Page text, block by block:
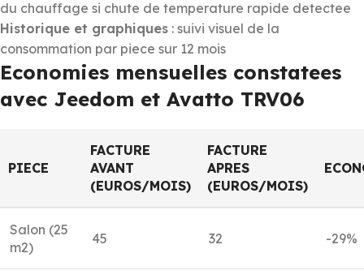
du chauffage si chute de temperature rapide detectee
Historique et graphiques : suivi visuel de la
consommation par piece sur 12 mois
Economies mensuelles constatees
avec Jeedom et Avatto TRV06
PIECE
FACTURE
AVANT
(EUROS/MOIS)
FACTURE
APRES
(EUROS/MOIS)
Salon (25
m2)
45 32 -29%